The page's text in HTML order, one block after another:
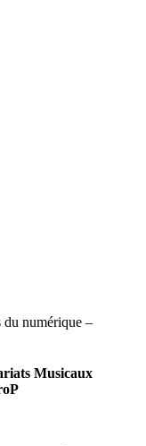
du numérique –
Musicaux